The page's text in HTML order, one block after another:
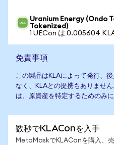
Uranium Energy (Ondo
Tokenized)
1 UECon は 0.005604
免責事項
この製品はKLAによって発行、
なく、KLAとの提携もありませ
は、原資産を特定するためのみに
数秒でKLAConを入手
MetaMaskでKLAConを購入、